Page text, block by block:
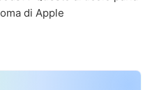
di Apple